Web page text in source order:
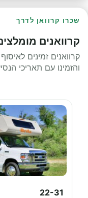
שכרו קרוואן לדרך
קרוואנים
קרוואנים זמינים
והזמינו עם תאריכי
22-31